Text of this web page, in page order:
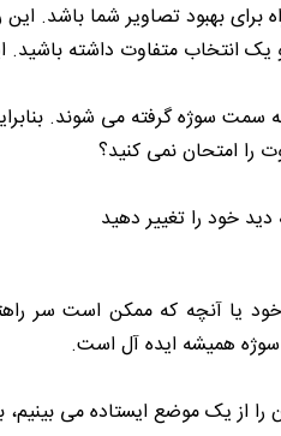
بهبود تصاویر شما باشد.
یک انتخاب متفاوت داشته
سمت سوژه گرفته می شوند.
را امتحان نمی کنید؟
دید خود را تغییر دهید
یا آنچه که ممکن است سر
همیشه ایده آل است.
از یک موضع ایستاده می